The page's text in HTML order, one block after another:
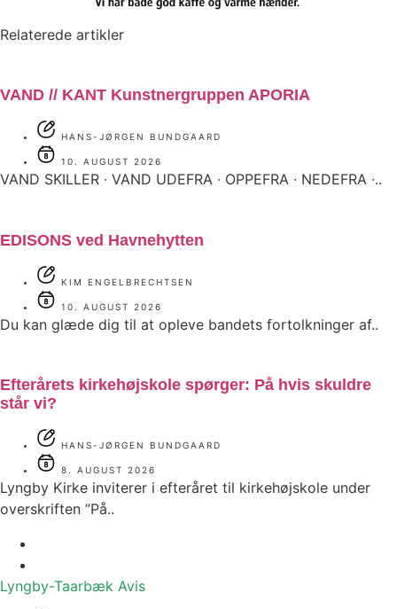
Relaterede artikler
VAND // KANT Kunstnergruppen APORIA
HANS-JØRGEN BUNDGAARD
10. AUGUST 2026
VAND SKILLER ∙ VAND UDEFRA ∙ OPPEFRA ∙ NEDEFRA ∙..
EDISONS ved Havnehytten
KIM ENGELBRECHTSEN
10. AUGUST 2026
Du kan glæde dig til at opleve bandets fortolkninger af..
Efterårets kirkehøjskole spørger: På hvis skuldre
står vi?
HANS-JØRGEN BUNDGAARD
8. AUGUST 2026
Lyngby Kirke inviterer i efteråret til kirkehøjskole under
overskriften ”På..
Lyngby-Taarbæk Avis